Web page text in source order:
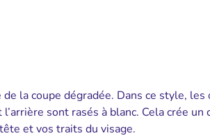
la coupe dégradée. Dans ce style,
sont rasés à blanc. Cela crée
et vos traits du visage.